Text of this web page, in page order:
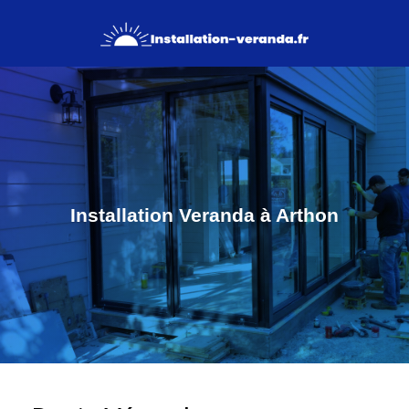
Installation Veranda à Arthon